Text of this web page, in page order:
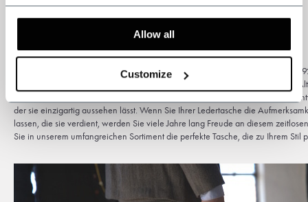
Allow all
Customize
Ein zeitloser Look mit Leder
Leder ist ein Material, das dem Zahn der Zeit mühelos standhält. Was in den
auch heute noch in Mode. Leder zeichnet sich dadurch aus, dass es mit dem
gewinnt, genau wie Tommy Shelby selbst. Eine viel gebrauchte Ledertasche
der sie einzigartig aussehen lässt. Wenn Sie Ihrer Ledertasche die
lassen, die sie verdient, werden Sie viele Jahre lang Freude an diesem
Sie in unserem umfangreichen Sortiment die perfekte Tasche, die zu Ihrem Stil